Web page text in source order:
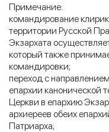
Примечание:
командирование
территории Русской
Экзархата
который также
командировки;
переход с
епархии канонической
Церкви в епархию
архиереев обеих
Патриарха;